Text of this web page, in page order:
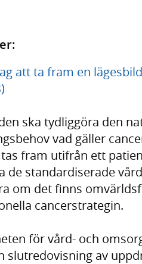
att ta fram en
ska tydliggöra den
vad gäller
tas fram utifrån ett
de standardiserade
om det finns
cancerstrategin.
för vård- och
slutredovisning av